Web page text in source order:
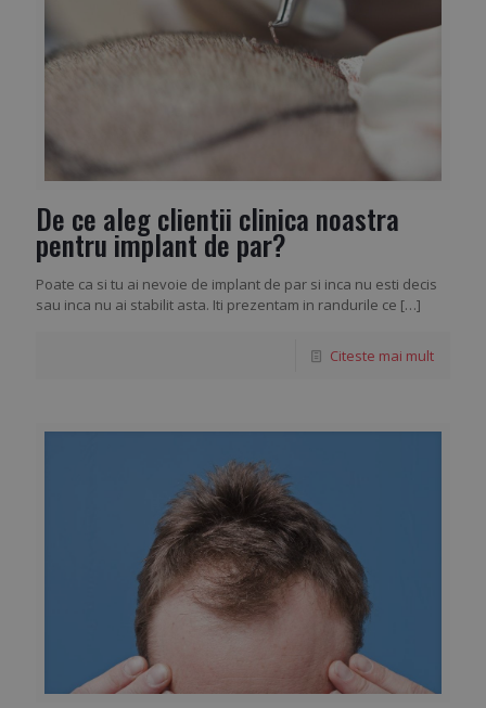
De ce aleg clientii clinica noastra
pentru implant de par?
Poate ca si tu ai nevoie de implant de par si inca nu esti decis
sau inca nu ai stabilit asta. Iti prezentam in randurile ce […]
Citeste mai mult